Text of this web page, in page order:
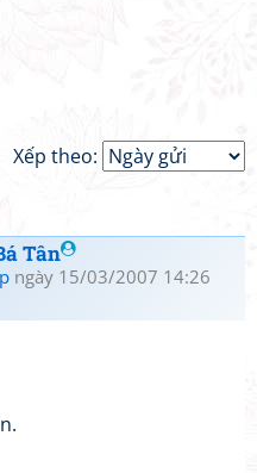
Xếp theo:
Tân
ngày 15/03/2007 14:26